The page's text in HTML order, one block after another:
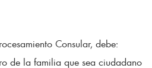
Consular, debe:
de la familia que sea ciudadano